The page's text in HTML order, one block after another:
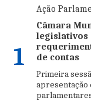
1
Ação
Câmara
legislativos
de contas
Primeira
apresentação